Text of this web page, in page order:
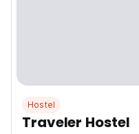
Hostel
Traveler Hostel